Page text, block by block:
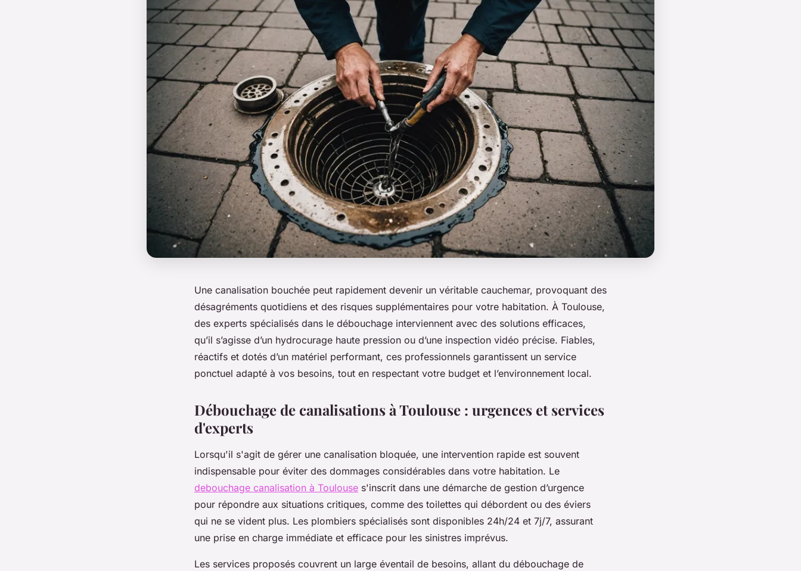
Une canalisation bouchée peut rapidement devenir un véritable cauchemar, provoquant des
désagréments quotidiens et des risques supplémentaires pour votre habitation. À Toulouse,
des experts spécialisés dans le débouchage interviennent avec des solutions efficaces,
qu’il s’agisse d’un hydrocurage haute pression ou d’une inspection vidéo précise. Fiables,
réactifs et dotés d’un matériel performant, ces professionnels garantissent un service
ponctuel adapté à vos besoins, tout en respectant votre budget et l’environnement local.
Débouchage de canalisations à Toulouse : urgences et services
d'experts
Lorsqu'il s'agit de gérer une canalisation bloquée, une intervention rapide est souvent
indispensable pour éviter des dommages considérables dans votre habitation. Le
debouchage canalisation à Toulouse s'inscrit dans une démarche de gestion d’urgence
pour répondre aux situations critiques, comme des toilettes qui débordent ou des éviers
qui ne se vident plus. Les plombiers spécialisés sont disponibles 24h/24 et 7j/7, assurant
une prise en charge immédiate et efficace pour les sinistres imprévus.
Les services proposés couvrent un large éventail de besoins, allant du débouchage de